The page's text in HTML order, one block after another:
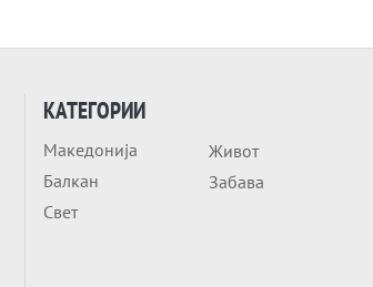
КАТЕГОРИИ
Македонија
Балкан
Свет
Живот
Забава